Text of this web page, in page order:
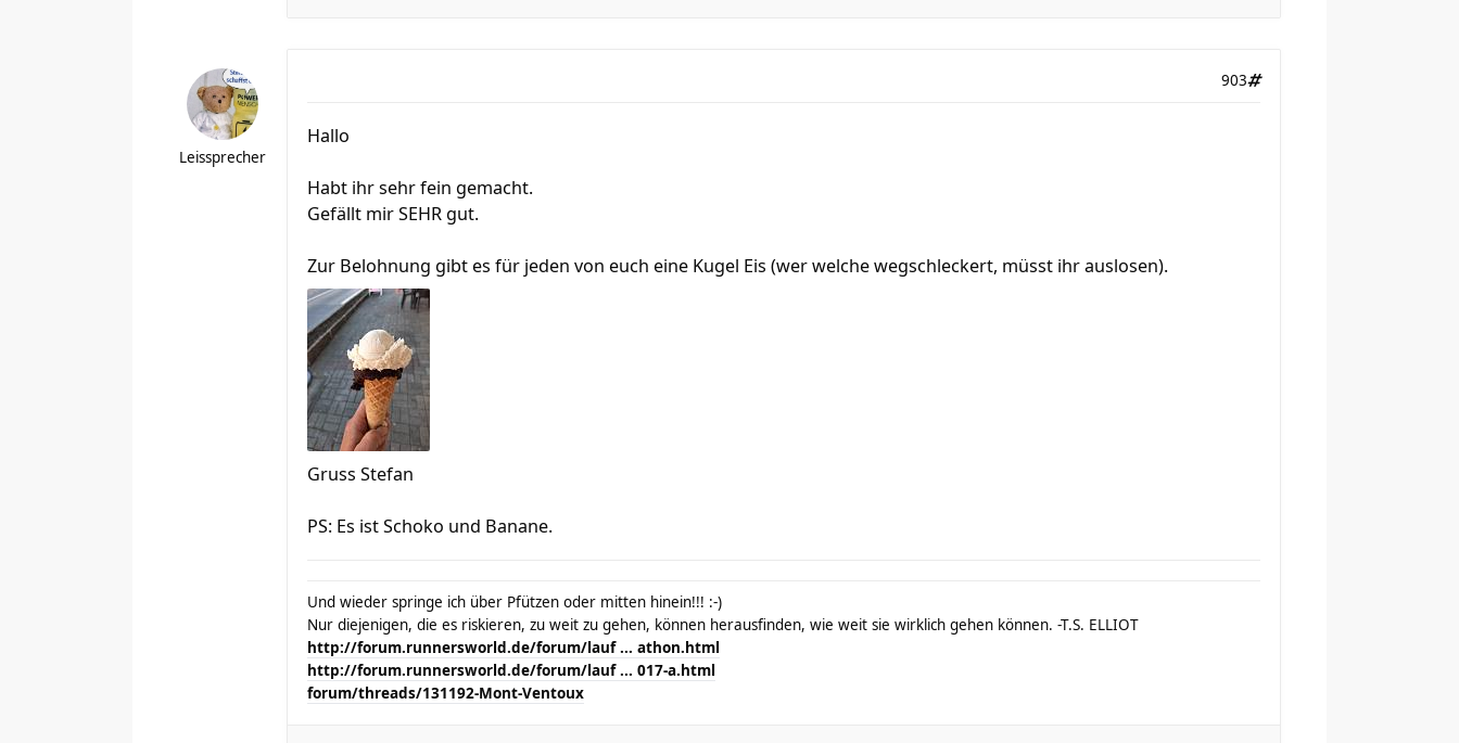
Leissprecher
903
Hallo
Habt ihr sehr fein gemacht.
Gefällt mir SEHR gut.
Zur Belohnung gibt es für jeden von euch eine Kugel Eis (wer welche wegschleckert, müsst ihr auslosen).
Gruss Stefan
PS: Es ist Schoko und Banane.
Und wieder springe ich über Pfützen oder mitten hinein!!! :-)
Nur diejenigen, die es riskieren, zu weit zu gehen, können herausfinden, wie weit sie wirklich gehen können. -T.S. ELLIOT
http://forum.runnersworld.de/forum/lauf ... athon.html
http://forum.runnersworld.de/forum/lauf ... 017-a.html
forum/threads/131192-Mont-Ventoux